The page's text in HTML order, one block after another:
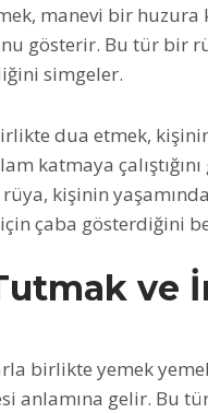
manevi bir huzura
gösterir. Bu tür bir
simgeler.
dua etmek,
katmaya
rüya, kişinin
çaba gösterdiğini
ve
birlikte yemek
anlamına gelir. Bu